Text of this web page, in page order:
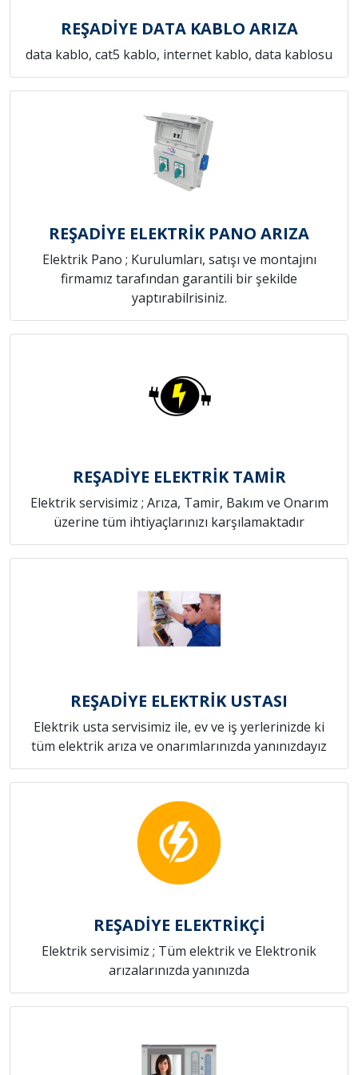
REŞADİYE DATA KABLO ARIZA
data kablo, cat5 kablo, internet kablo, data kablosu
REŞADİYE ELEKTRİK PANO ARIZA
Elektrik Pano ; Kurulumları, satışı ve montajını
firmamız tarafından garantili bir şekilde
yaptırabilrisiniz.
REŞADİYE ELEKTRİK TAMİR
Elektrik servisimiz ; Arıza, Tamir, Bakım ve Onarım
üzerine tüm ihtiyaçlarınızı karşılamaktadır
REŞADİYE ELEKTRİK USTASI
Elektrik usta servisimiz ile, ev ve iş yerlerinizde ki
tüm elektrik arıza ve onarımlarınızda yanınızdayız
REŞADİYE ELEKTRİKÇİ
Elektrik servisimiz ; Tüm elektrik ve Elektronik
arızalarınızda yanınızda